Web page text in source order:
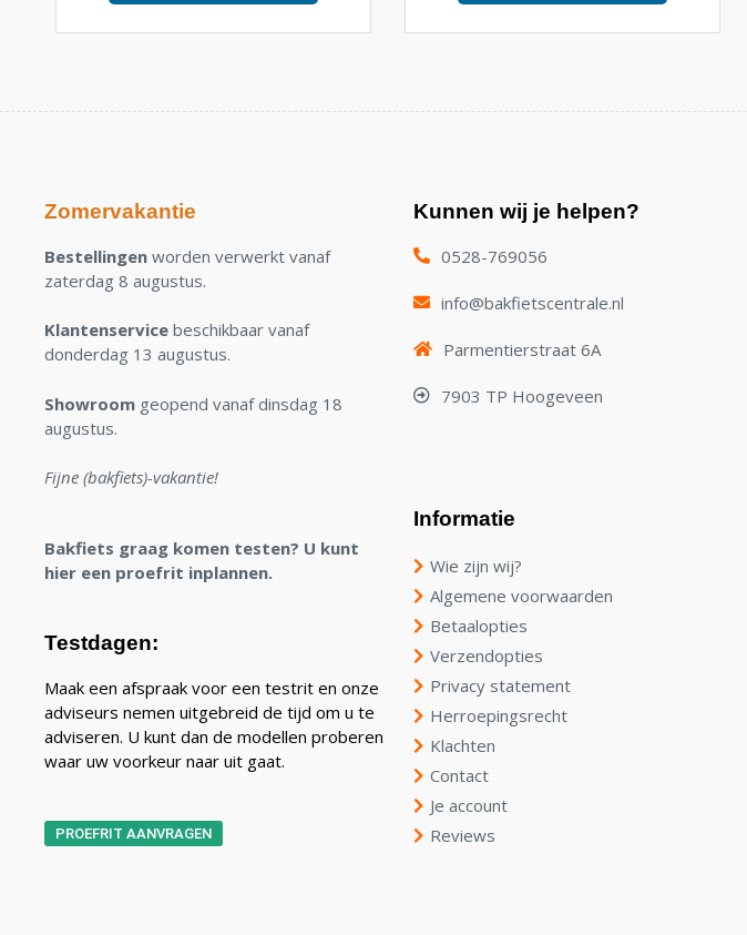
Zomervakantie
Bestellingen worden verwerkt vanaf
zaterdag 8 augustus.
Klantenservice beschikbaar vanaf
donderdag 13 augustus.
Showroom geopend vanaf dinsdag 18
augustus.
Fijne (bakfiets)-vakantie!
Bakfiets graag komen testen? U kunt
hier een proefrit inplannen.
Testdagen:
Maak een afspraak voor een testrit en onze
adviseurs nemen uitgebreid de tijd om u te
adviseren. U kunt dan de modellen proberen
waar uw voorkeur naar uit gaat.
PROEFRIT AANVRAGEN
Kunnen wij je helpen?
0528-769056
info@bakfietscentrale.nl
Parmentierstraat 6A
7903 TP Hoogeveen
Informatie
Wie zijn wij?
Algemene voorwaarden
Betaalopties
Verzendopties
Privacy statement
Herroepingsrecht
Klachten
Contact
Je account
Reviews